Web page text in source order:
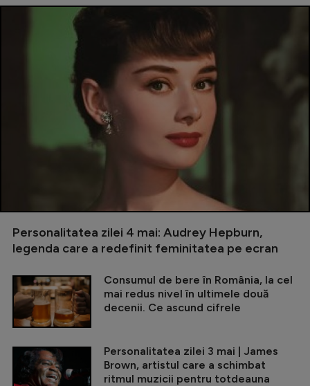
Personalitatea zilei 4 mai: Audrey Hepburn,
legenda care a redefinit feminitatea pe ecran
Consumul de bere în România, la cel
mai redus nivel în ultimele două
decenii. Ce ascund cifrele
Personalitatea zilei 3 mai | James
Brown, artistul care a schimbat
ritmul muzicii pentru totdeauna